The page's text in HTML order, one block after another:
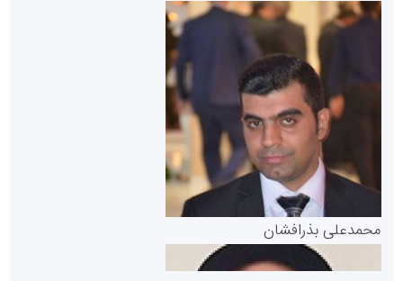
پایگاه خبری گفتمان یزد
سازمان بورس و اوراق بهادار
مرجع اخبار موثق در بازارسرمایه
محمدعلی بذرافشان